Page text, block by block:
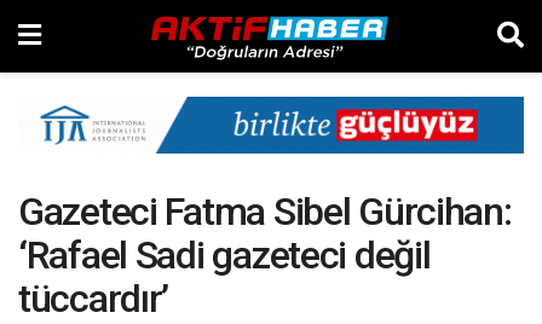
Gazeteci Fatma Sibel Gürcihan:
‘Rafael Sadi gazeteci değil
tüccardır’